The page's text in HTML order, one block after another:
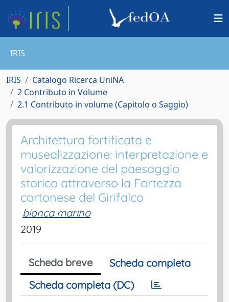
IRIS
IRIS
Catalogo Ricerca UniNA
2 Contributo in Volume
2.1 Contributo in volume (Capitolo o Saggio)
Architettura fortificata e
musealizzazione: interpretazione e
valorizzazione del paesaggio
storico attraverso la Fortezza
cortonese del Girifalco
bianca marino
2019
Scheda breve
Scheda completa
Scheda completa (DC)